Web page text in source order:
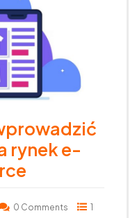
rynek e-
0 Comments
1